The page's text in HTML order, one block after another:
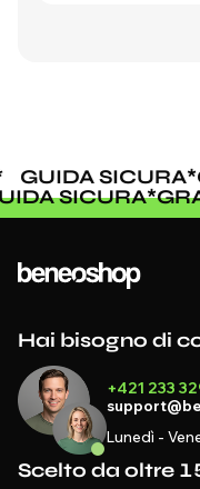
GUIDA SICURA*
SICURA*
Hai bisogno di
+421 233
Lunedì -
Scelto da oltre